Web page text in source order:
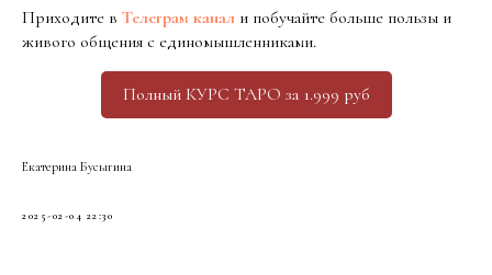
Приходите в Телеграм канал и побучайте больше пользы и
живого общения с единомышленниками.
Полный КУРС ТАРО за 1.999 руб
Екатерина Бусыгина
2025-02-04 22:30